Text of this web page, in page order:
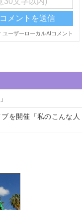
を開催「私のこんな人